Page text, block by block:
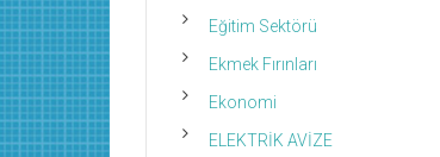
Eğitim Sektörü
Ekmek Fırınları
Ekonomi
ELEKTRİK AVİZE